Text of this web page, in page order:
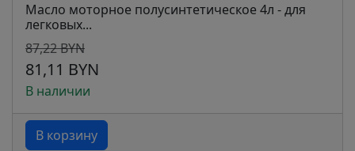
Масло моторное полусинтетическое 4л - для
легковых...
87,22 BYN
81,11 BYN
В наличии
В корзину